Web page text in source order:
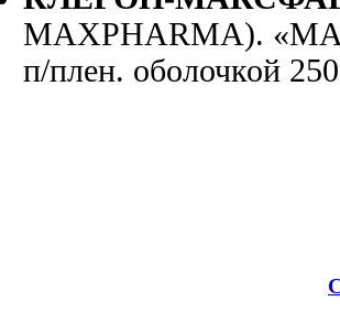
MAXPHARMA).
п/плен. оболочкой